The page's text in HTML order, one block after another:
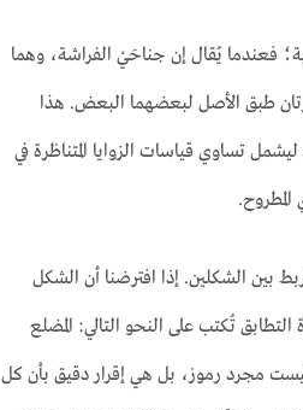
فعندما يُقال إن جناحَيْ الفراشة، وهما
طبق الأصل لبعضهما البعض. هذا
تساوي قياسات الزوايا المتناظرة في
المطروح.
بين الشكلين. إذا افترضنا أن الشكل
تُكتب على النحو التالي: المضلع
مجرد رموز، بل هي إقرار دقيق بأن كل